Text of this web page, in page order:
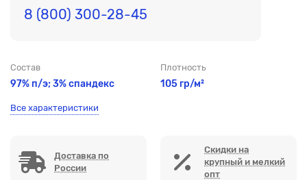
8 (800) 300-28-45
Состав
97% п/э; 3% спандекс
Плотность
105 гр/м²
Все характеристики
Доставка по
России
Скидки на
крупный и мелкий
опт